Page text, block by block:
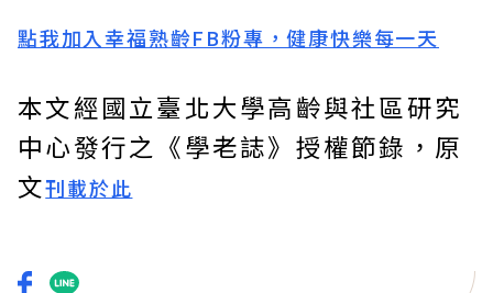
點我加入幸福熟齡FB粉專，健康快樂每一天
本文經國立臺北大學高齡與社區研究
中心發行之《學老誌》授權節錄，原
文刊載於此